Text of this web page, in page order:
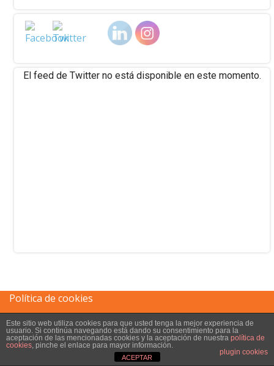
El feed de Twitter no está disponible en este momento.
Política de cookies
Aviso legal
Este sitio web utiliza cookies para que usted tenga la mejor experiencia de
usuario. Si continúa navegando está dando su consentimiento para la
aceptación de las mencionadas cookies y la aceptación de nuestra política de
cookies, pinche el enlace para mayor información.
plugin cookies
ACEPTAR